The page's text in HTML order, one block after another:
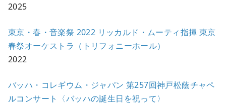
2025
東京・春・音楽祭 2022 リッカルド・ムーティ指揮 東京
春祭オーケストラ（トリフォニーホール）
2022
バッハ・コレギウム・ジャパン 第257回神戸松蔭チャペ
ルコンサート〈バッハの誕生日を祝って〉